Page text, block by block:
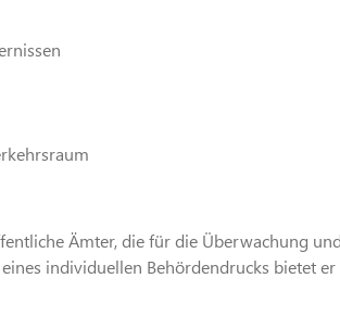
Ämter, die für die Überwachung
individuellen Behördendrucks bietet